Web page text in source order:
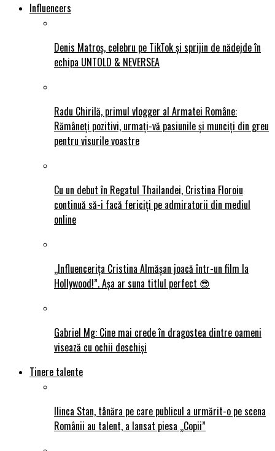
Influencers
Denis Matroș, celebru pe TikTok și sprijin de nădejde în
echipa UNTOLD & NEVERSEA
Radu Chirilă, primul vlogger al Armatei Române:
Rămâneți pozitivi, urmați-vă pasiunile și munciți din greu
pentru visurile voastre
Cu un debut în Regatul Thailandei, Cristina Floroiu
continuă să-i facă fericiți pe admiratorii din mediul
online
„Influencerița Cristina Almășan joacă într-un film la
Hollywood!”. Așa ar suna titlul perfect 😎
Gabriel Mg: Cine mai crede în dragostea dintre oameni
visează cu ochii deschiși
Tinere talente
Ilinca Stan, tânăra pe care publicul a urmărit-o pe scena
Românii au talent, a lansat piesa „Copii”